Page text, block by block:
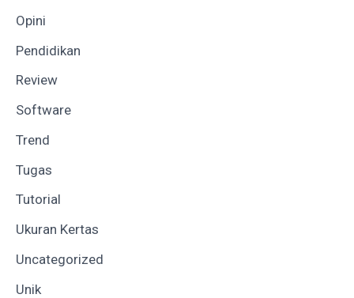
Opini
Pendidikan
Review
Software
Trend
Tugas
Tutorial
Ukuran Kertas
Uncategorized
Unik